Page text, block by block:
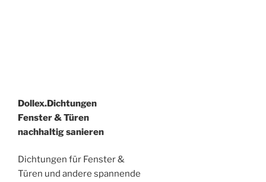
Dollex.Dichtungen
Fenster & Türen
nachhaltig sanieren
Dichtungen für Fenster &
Türen und andere spannende